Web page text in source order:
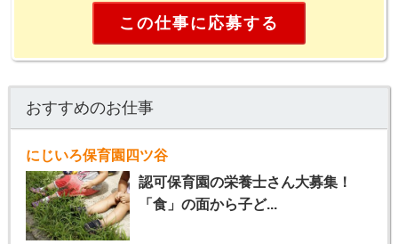
この仕事に応募する
おすすめのお仕事
にじいろ保育園四ツ谷
認可保育園の栄養士さん大募集！
「食」の面から子ど...